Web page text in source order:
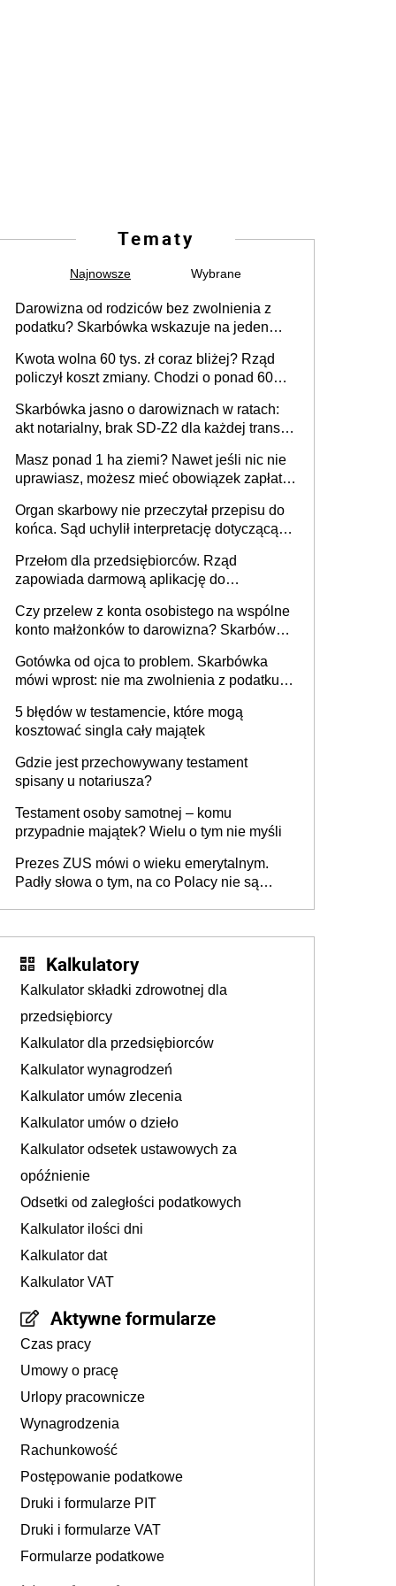
Tematy
Najnowsze Wybrane
Darowizna od rodziców bez zwolnienia z
podatku? Skarbówka wskazuje na jeden
Kwota wolna 60 tys. zł coraz bliżej? Rząd
policzył koszt zmiany. Chodzi o ponad 60
Skarbówka jasno o darowiznach w ratach:
akt notarialny, brak SD-Z2 dla każdej transzy
Masz ponad 1 ha ziemi? Nawet jeśli nic nie
uprawiasz, możesz mieć obowiązek zapłaty
Organ skarbowy nie przeczytał przepisu do
końca. Sąd uchylił interpretację dotyczącą
Przełom dla przedsiębiorców. Rząd
zapowiada darmową aplikację do
Czy przelew z konta osobistego na wspólne
konto małżonków to darowizna? Skarbówka
Gotówka od ojca to problem. Skarbówka
mówi wprost: nie ma zwolnienia z podatku
na konto obdarowanego
5 błędów w testamencie, które mogą
kosztować singla cały majątek
Gdzie jest przechowywany testament
spisany u notariusza?
Testament osoby samotnej – komu
przypadnie majątek? Wielu o tym nie myśli
Prezes ZUS mówi o wieku emerytalnym.
Padły słowa o tym, na co Polacy nie są
Kalkulatory
Kalkulator składki zdrowotnej dla
przedsiębiorcy
Kalkulator dla przedsiębiorców
Kalkulator wynagrodzeń
Kalkulator umów zlecenia
Kalkulator umów o dzieło
Kalkulator odsetek ustawowych za
opóźnienie
Odsetki od zaległości podatkowych
Kalkulator ilości dni
Kalkulator dat
Kalkulator VAT
Aktywne formularze
Czas pracy
Umowy o pracę
Urlopy pracownicze
Wynagrodzenia
Rachunkowość
Postępowanie podatkowe
Druki i formularze PIT
Druki i formularze VAT
Formularze podatkowe